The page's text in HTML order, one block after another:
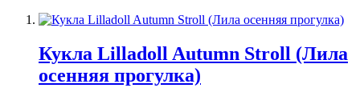
Кукла Lilladoll Autumn Stroll (Лила
осенняя прогулка)